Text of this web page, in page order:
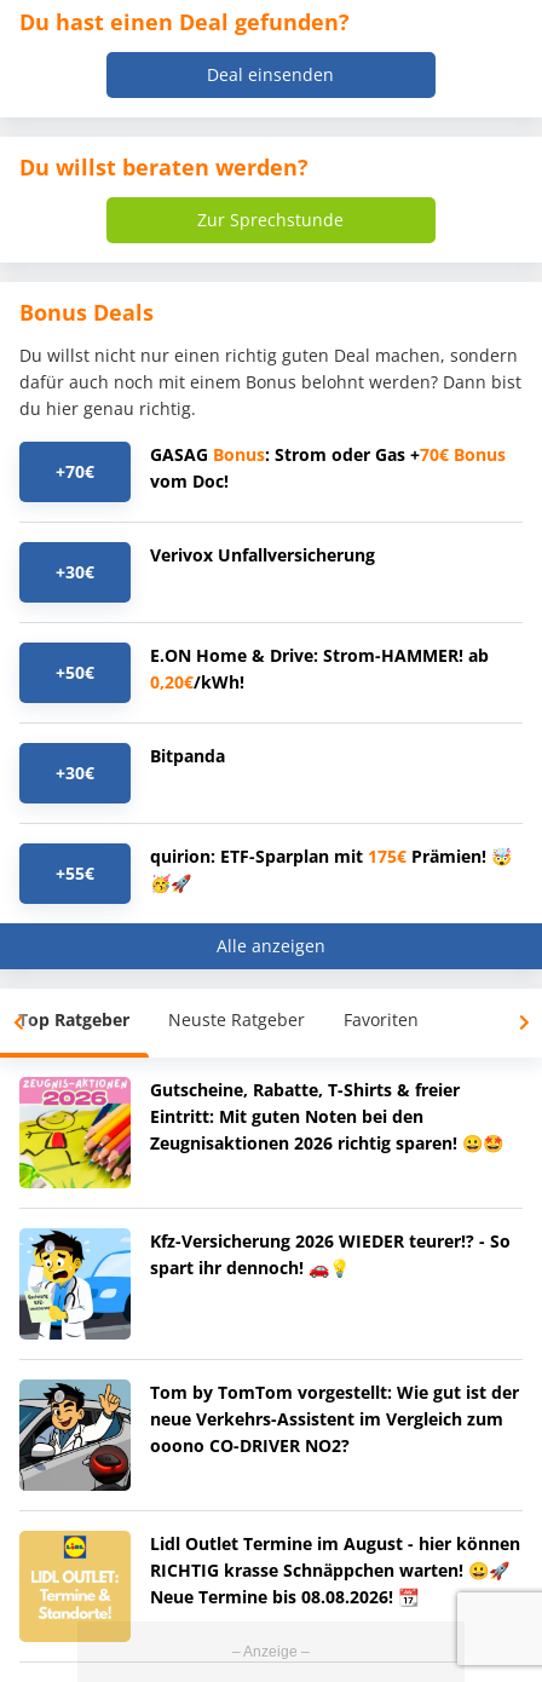
Du hast einen Deal gefunden?
Deal einsenden
Du willst beraten werden?
Zur Sprechstunde
Bonus Deals
Du willst nicht nur einen richtig guten Deal machen, sondern
dafür auch noch mit einem Bonus belohnt werden? Dann bist
du hier genau richtig.
+70€
GASAG Bonus: Strom oder Gas +70€ Bonus
vom Doc!
+30€
Verivox Unfallversicherung
+50€
E.ON Home & Drive: Strom-HAMMER! ab
0,20€/kWh!
+30€
Bitpanda
+55€
quirion: ETF-Sparplan mit 175€ Prämien! 🤯
🥳🚀
Alle anzeigen
Top Ratgeber Neuste Ratgeber Favoriten
Gutscheine, Rabatte, T-Shirts & freier
Eintritt: Mit guten Noten bei den
Zeugnisaktionen 2026 richtig sparen! 😀🤩
Kfz-Versicherung 2026 WIEDER teurer!? - So
spart ihr dennoch! 🚗💡
Tom by TomTom vorgestellt: Wie gut ist der
neue Verkehrs-Assistent im Vergleich zum
ooono CO-DRIVER NO2?
Lidl Outlet Termine im August - hier können
RICHTIG krasse Schnäppchen warten! 😀🚀
Neue Termine bis 08.08.2026! 📆